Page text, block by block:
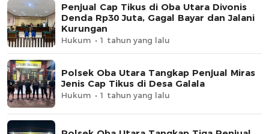
Penjual Cap Tikus di Oba Utara Divonis
Denda Rp30 Juta, Gagal Bayar dan Jalani
Kurungan
Hukum 1 tahun yang lalu
Polsek Oba Utara Tangkap Penjual Miras
Jenis Cap Tikus di Desa Galala
Hukum 1 tahun yang lalu